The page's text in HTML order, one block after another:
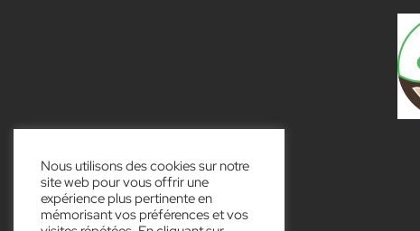
Nous utilisons des cookies sur notre
site web pour vous offrir une
expérience plus pertinente en
mémorisant vos préférences et vos